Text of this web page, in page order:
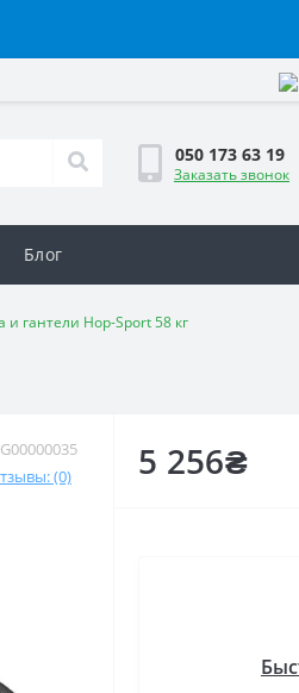
050 173 63 19
Заказать звонок
Блог
и гантели Hop-Sport 58 кг
(0) 5 256₴